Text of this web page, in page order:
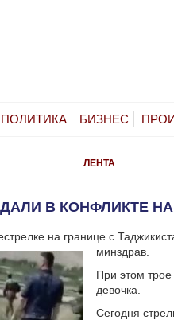
ПОЛИТИКА БИЗНЕС
ЛЕНТА
В КОНФЛИКТЕ
на границе с
минздрав.
При этом
девочка.
Сегодня